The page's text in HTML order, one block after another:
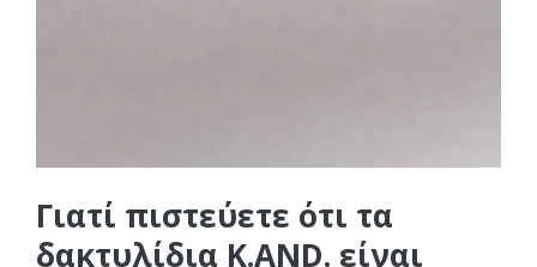
Γιατί πιστεύετε ότι τα
δακτυλίδια K.AND. είναι